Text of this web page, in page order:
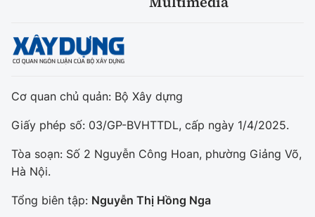
Cơ quan chủ quản: Bộ Xây dựng
Giấy phép số: 03/GP-BVHTTDL, cấp ngày 1/4/2025.
Tòa soạn: Số 2 Nguyễn Công Hoan, phường Giảng Võ,
Hà Nội.
Tổng biên tập: Nguyễn Thị Hồng Nga